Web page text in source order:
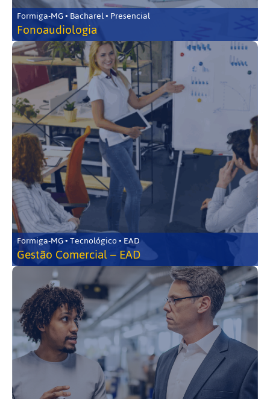
Formiga-MG • Bacharel • Presencial
Fonoaudiologia
Formiga-MG • Tecnológico • EAD
Gestão Comercial – EAD